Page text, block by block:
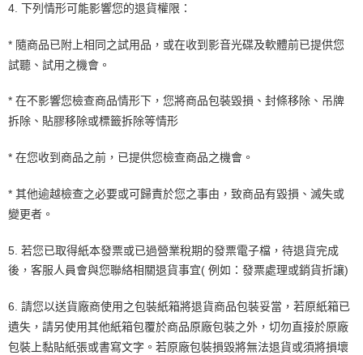
4. 下列情形可能影響您的退貨權限：
* 隨商品已附上相同之試用品，或在收到影音光碟及軟體前已提供您
試聽、試用之機會。
* 在不影響您檢查商品情形下，您將商品包裝毀損、封條移除、吊牌
拆除、貼膠移除或標籤拆除等情形
* 在您收到商品之前，已提供您檢查商品之機會。
* 其他逾越檢查之必要或可歸責於您之事由，致商品有毀損、滅失或
變更者。
5. 若您已取得紙本發票或已過營業稅期的發票電子檔，待退貨完成
後，客服人員會與您聯絡相關退貨事宜( 例如：發票處理或銷貨折讓)
6. 請您以送貨廠商使用之包裝紙箱將退貨商品包裝妥當，若原紙箱已
遺失，請另使用其他紙箱包覆於商品原廠包裝之外，切勿直接於原廠
包裝上黏貼紙張或書寫文字。若原廠包裝損毀將無法退貨或須將損壞